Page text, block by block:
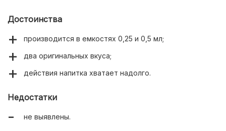
Достоинства
производится в емкостях 0,25 и 0,5 мл;
два оригинальных вкуса;
действия напитка хватает надолго.
Недостатки
не выявлены.